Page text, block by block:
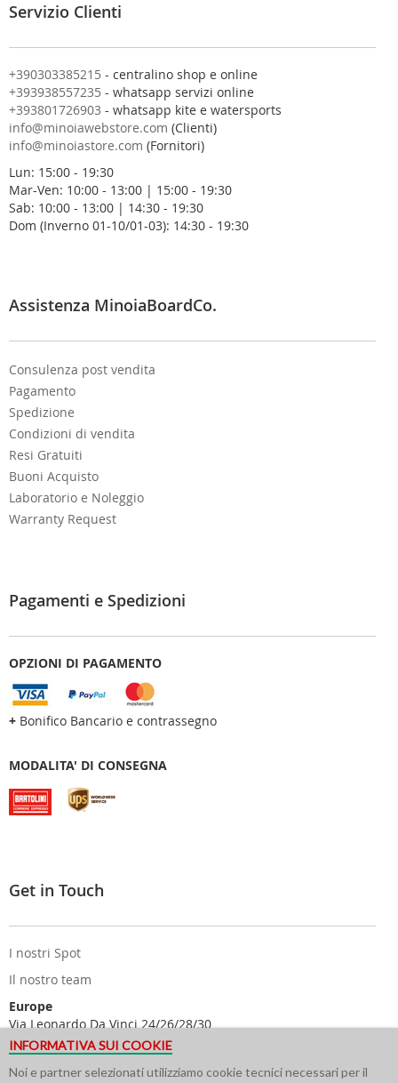
l
n
o
s
t
r
a
e
w
s
l
e
:
Servizio Clienti
+390303385215 - centralino shop e online
+393938557235 - whatsapp servizi online
+393801726903 - whatsapp kite e watersports
info@minoiawebstore.com (Clienti)
info@minoiastore.com (Fornitori)
Lun: 15:00 - 19:30
Mar-Ven: 10:00 - 13:00 | 15:00 - 19:30
Sab: 10:00 - 13:00 | 14:30 - 19:30
Dom (Inverno 01-10/01-03): 14:30 - 19:30
Assistenza MinoiaBoardCo.
Consulenza post vendita
Pagamento
Spedizione
Condizioni di vendita
Resi Gratuiti
Buoni Acquisto
Laboratorio e Noleggio
Warranty Request
Pagamenti e Spedizioni
OPZIONI DI PAGAMENTO
+ Bonifico Bancario e contrassegno
MODALITA' DI CONSEGNA
Get in Touch
I nostri Spot
Il nostro team
Europe
Via Leonardo Da Vinci 24/26/28/30
25122 Brescia - Italy
USA
INFORMATIVA SUI COOKIE
Noi e partner selezionati utilizziamo cookie tecnici necessari per il